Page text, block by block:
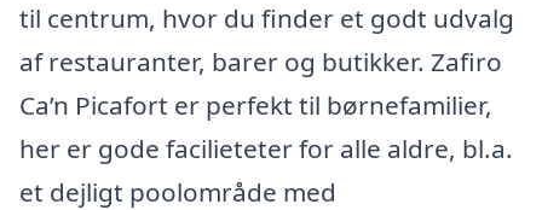
til centrum, hvor du finder et godt udvalg
af restauranter, barer og butikker. Zafiro
Ca’n Picafort er perfekt til børnefamilier,
her er gode facilieteter for alle aldre, bl.a.
et dejligt poolområde med